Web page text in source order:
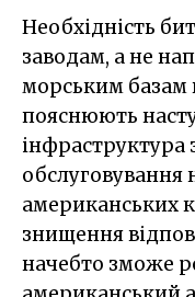
Необхідність
заводам, а не
морським базам
пояснюють
інфраструктура
обслуговування
американських
знищення
начебто зможе